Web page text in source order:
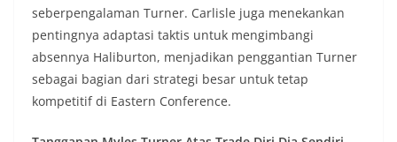
seberpengalaman Turner. Carlisle juga menekankan
pentingnya adaptasi taktis untuk mengimbangi
absennya Haliburton, menjadikan penggantian Turner
sebagai bagian dari strategi besar untuk tetap
kompetitif di Eastern Conference.